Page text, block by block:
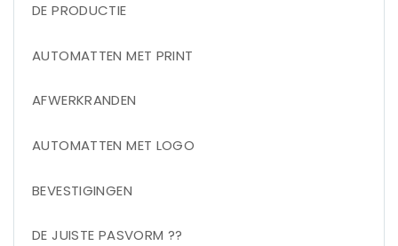
DE PRODUCTIE
AUTOMATTEN MET PRINT
AFWERKRANDEN
AUTOMATTEN MET LOGO
BEVESTIGINGEN
DE JUISTE PASVORM ??